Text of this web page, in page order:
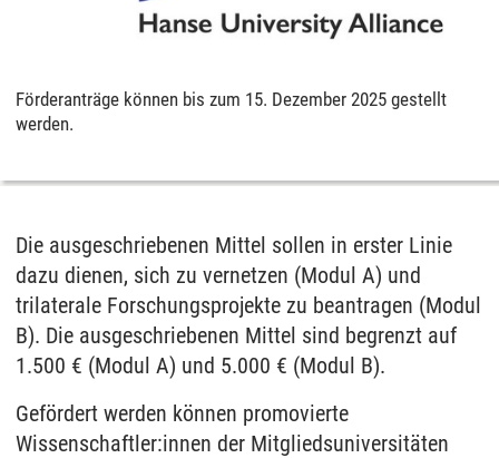
Förderanträge können bis zum 15. Dezember 2025 gestellt
werden.
Die ausgeschriebenen Mittel sollen in erster Linie
dazu dienen, sich zu vernetzen (Modul A) und
trilaterale Forschungsprojekte zu beantragen (Modul
B). Die ausgeschriebenen Mittel sind begrenzt auf
1.500 € (Modul A) und 5.000 € (Modul B).
Gefördert werden können promovierte
Wissenschaftler:innen der Mitgliedsuniversitäten